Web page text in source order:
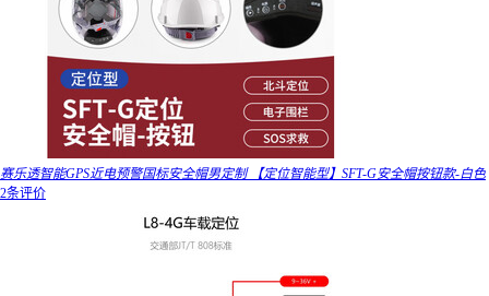
赛乐透智能GPS近电预警国标安全帽男定制 【定位智能型】SFT-G安全帽按钮款-白色
2条评价